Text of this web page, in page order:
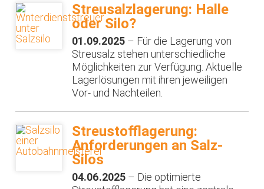
Streusalzlagerung: Halle
oder Silo?
01.09.2025 – Für die Lagerung von
Streusalz stehen unterschiedliche
Möglichkeiten zur Verfügung. Aktuelle
Lagerlösungen mit ihren jeweiligen
Vor- und Nachteilen.
Streustofflagerung:
Anforderungen an Salz-
Silos
04.06.2025 – Die optimierte